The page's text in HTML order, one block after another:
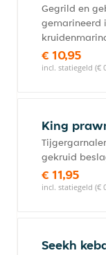
Gegrild en
gemarineerd
€ 10,95
incl. statiegeld (€
King
gekruid
€ 11,95
incl. statiegeld (€
Seekh